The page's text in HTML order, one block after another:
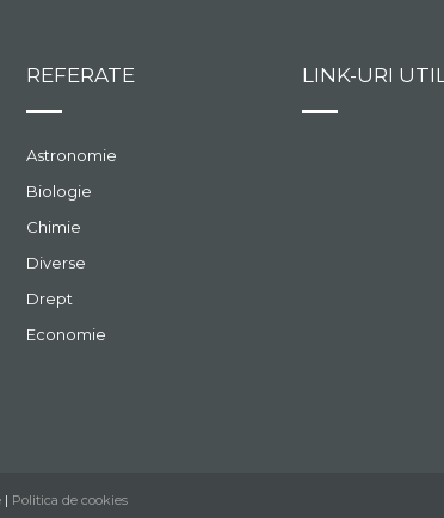
REFERATE
Astronomie
Biologie
Chimie
Diverse
Drept
Economie
LINK-URI
| Politica de cookies